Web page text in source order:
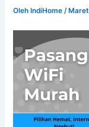
Oleh IndiHome/